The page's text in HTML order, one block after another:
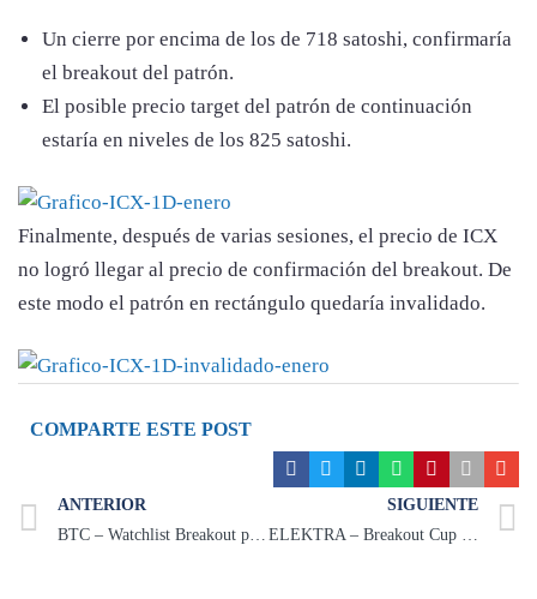
Un cierre por encima de los de 718 satoshi, confirmaría
el breakout del patrón.
El posible precio target del patrón de continuación
estaría en niveles de los 825 satoshi.
Finalmente, después de varias sesiones, el precio de ICX
no logró llegar al precio de confirmación del breakout. De
este modo el patrón en rectángulo quedaría invalidado.
COMPARTE ESTE POST
ANTERIOR
SIGUIENTE